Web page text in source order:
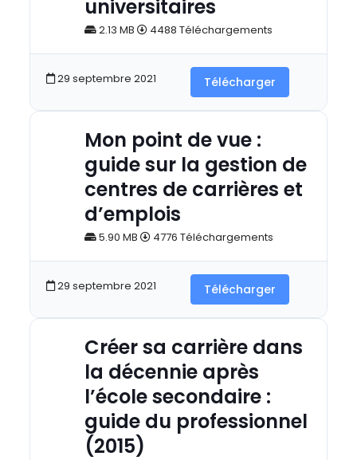
universitaires
2.13 MB 4488 Téléchargements
29 septembre 2021 Télécharger
Mon point de vue :
guide sur la gestion de
centres de carrières et
d’emplois
5.90 MB 4776 Téléchargements
29 septembre 2021 Télécharger
Créer sa carrière dans
la décennie après
l’école secondaire :
guide du professionnel
(2015)